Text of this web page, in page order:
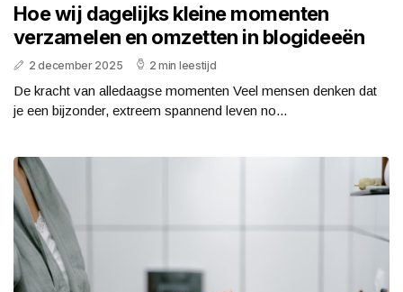
Hoe wij dagelijks kleine momenten
verzamelen en omzetten in blogideeën
2 december 2025 2 min leestijd
De kracht van alledaagse momenten Veel mensen denken dat
je een bijzonder, extreem spannend leven no...